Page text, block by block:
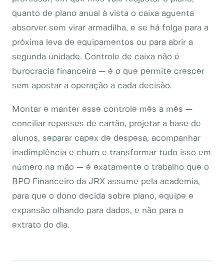
quanto de plano anual à vista o caixa aguenta
absorver sem virar armadilha, e se há folga para a
próxima leva de equipamentos ou para abrir a
segunda unidade. Controle de caixa não é
burocracia financeira — é o que permite crescer
sem apostar a operação a cada decisão.
Montar e manter esse controle mês a mês —
conciliar repasses de cartão, projetar a base de
alunos, separar capex de despesa, acompanhar
inadimplência e churn e transformar tudo isso em
número na mão — é exatamente o trabalho que o
BPO Financeiro da JRX assume pela academia,
para que o dono decida sobre plano, equipe e
expansão olhando para dados, e não para o
extrato do dia.